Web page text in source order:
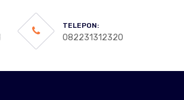
TELEPON:
082231312320